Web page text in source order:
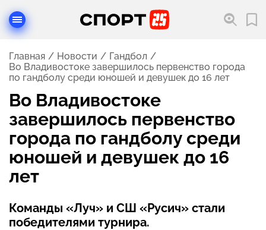
Главная Новости
Гандбол
Во Владивостоке завершилось первенство города
по гандболу среди юношей и девушек до 16 лет
Во Владивостоке
завершилось первенство
города по гандболу среди
юношей и девушек до 16
лет
Команды «Луч» и СШ «Русич» стали
победителями турнира.